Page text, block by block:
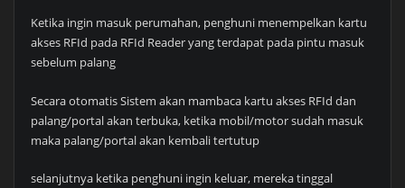
Ketika ingin masuk perumahan, penghuni menempelkan kartu
akses RFId pada RFId Reader yang terdapat pada pintu masuk
sebelum palang
Secara otomatis Sistem akan mambaca kartu akses RFId dan
palang/portal akan terbuka, ketika mobil/motor sudah masuk
maka palang/portal akan kembali tertutup
selanjutnya ketika penghuni ingin keluar, mereka tinggal